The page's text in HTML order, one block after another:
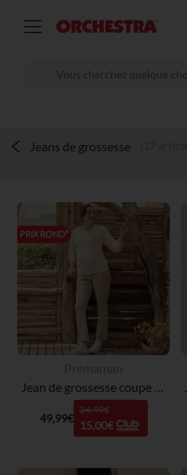
Jeans de grossesse
PRIX ROND*
49,99€
24,99€
15,00€